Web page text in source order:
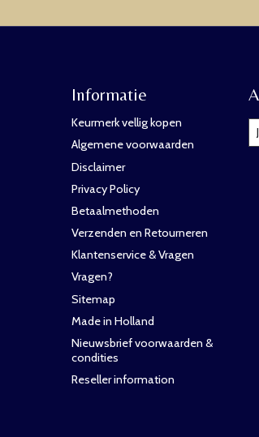
Informatie
Keurmerk vellig kopen
Algemene voorwaarden
Disclaimer
Privacy Policy
Betaalmethoden
Verzenden en Retourneren
Klantenservice & Vragen
Vragen?
Sitemap
Made in Holland
Nieuwsbrief voorwaarden &
condities
Reseller information